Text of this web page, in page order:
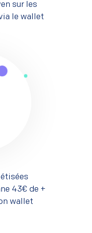
sur les
le wallet
43€ de +
wallet